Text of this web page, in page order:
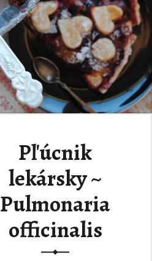
Pľúcnik
lekársky ~
Pulmonaria
officinalis